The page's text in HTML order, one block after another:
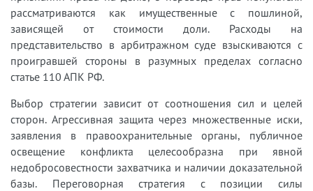
рассматриваются как имущественные с пошлиной,
зависящей от стоимости доли. Расходы на
представительство в арбитражном суде взыскиваются с
проигравшей стороны в разумных пределах согласно
статье 110 АПК РФ.
Выбор стратегии зависит от соотношения сил и целей
сторон. Агрессивная защита через множественные иски,
заявления в правоохранительные органы, публичное
освещение конфликта целесообразна при явной
недобросовестности захватчика и наличии доказательной
базы. Переговорная стратегия с позиции силы